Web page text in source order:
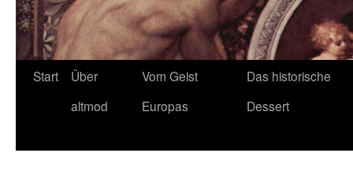
Start
Über
altmod
Vom Geist
Europas
Das historische
Dessert